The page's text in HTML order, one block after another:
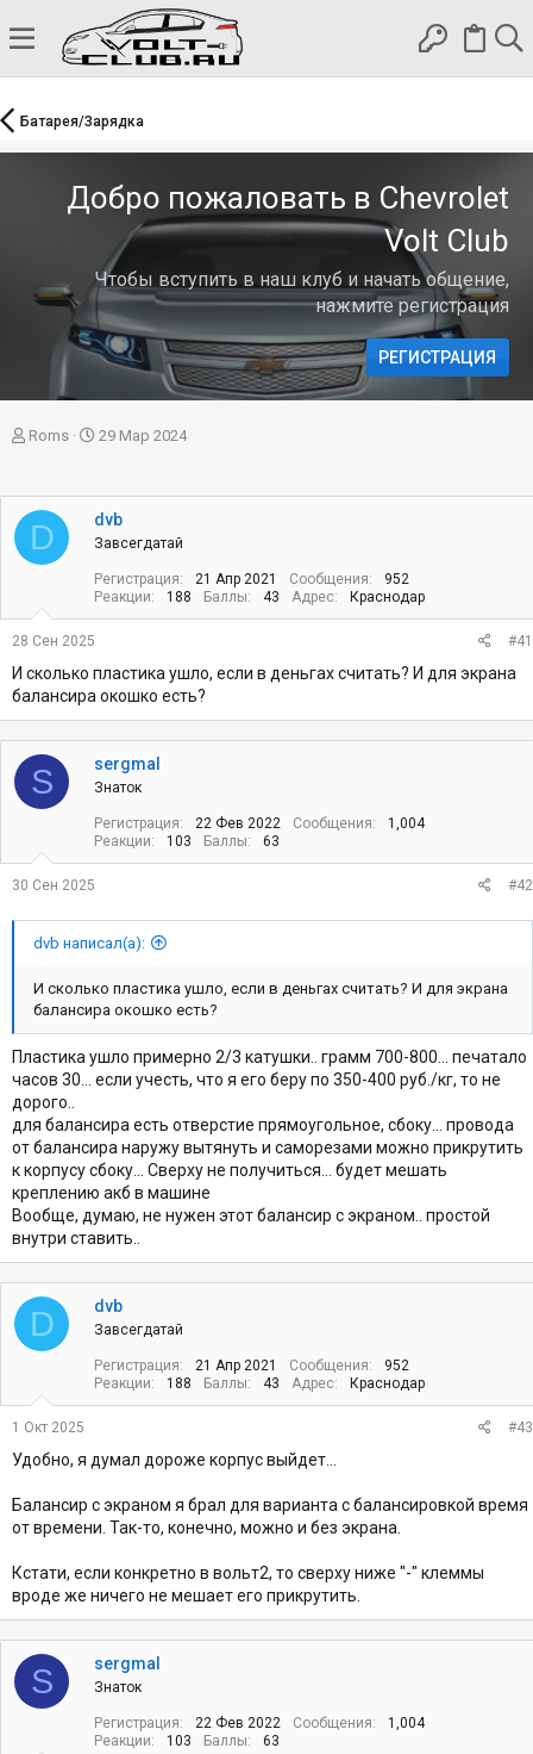
Батарея/Зарядка
Добро пожаловать в Chevrolet
Volt Club
Чтобы вступить в наш клуб и начать общение,
нажмите регистрация
РЕГИСТРАЦИЯ
А
о
р
е
Roms
Д
а
н
а
а
л
29 Мар 2024
D dvb
Завсегдатай
Регистрация 21 Апр 2021 Сообщения
952
Реакции
188 Баллы 43 Адрес Краснодар
28 Сен 2025 #41
И сколько пластика ушло, если в деньгах считать? И для экрана
балансира окошко есть?
S sergmal
Знаток
Регистрация 22 Фев 2022 Сообщения
1,004
Реакции
103 Баллы 63
30 Сен 2025 #42
dvb написал(а):
И сколько пластика ушло, если в деньгах считать? И для экрана
балансира окошко есть?
Пластика ушло примерно 2/3 катушки.. грамм 700-800... печатало
часов 30... если учесть, что я его беру по 350-400 руб./кг, то не
дорого..
для балансира есть отверстие прямоугольное, сбоку... провода
от балансира наружу вытянуть и саморезами можно прикрутить
к корпусу сбоку... Сверху не получиться... будет мешать
креплению акб в машине
Вообще, думаю, не нужен этот балансир с экраном.. простой
внутри ставить..
D dvb
Завсегдатай
Регистрация 21 Апр 2021 Сообщения
952
Реакции
188 Баллы 43 Адрес Краснодар
1 Окт 2025 #43
Удобно, я думал дороже корпус выйдет...
Балансир с экраном я брал для варианта с балансировкой время
от времени. Так-то, конечно, можно и без экрана.
Кстати, если конкретно в вольт2, то сверху ниже "-" клеммы
вроде же ничего не мешает его прикрутить.
S sergmal
Знаток
Регистрация 22 Фев 2022 Сообщения
1,004
Реакции
103 Баллы 63